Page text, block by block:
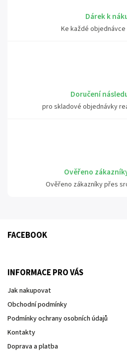
Dárek k
Ke každé objednávce
Doručení
pro skladové objednávky
Ověřeno
Ověřeno zákazníky přes
FACEBOOK
INFORMACE PRO VÁS
Jak nakupovat
Obchodní podmínky
Podmínky ochrany osobních údajů
Kontakty
Doprava a platba